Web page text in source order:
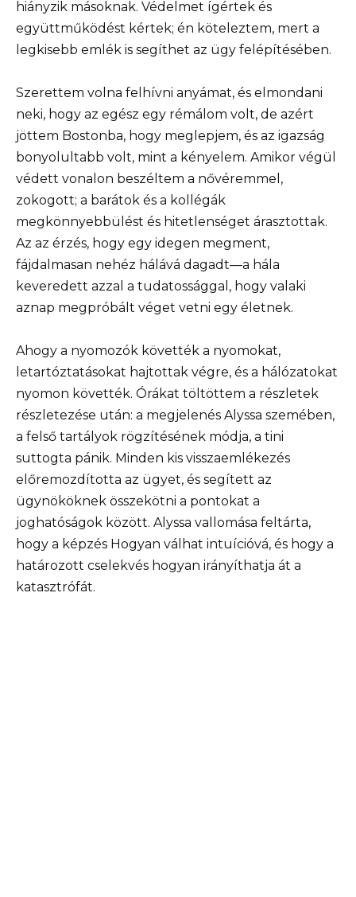
hiányzik másoknak. Védelmet ígértek és
együttműködést kértek; én köteleztem, mert a
legkisebb emlék is segíthet az ügy felépítésében.
Szerettem volna felhívni anyámat, és elmondani
neki, hogy az egész egy rémálom volt, de azért
jöttem Bostonba, hogy meglepjem, és az igazság
bonyolultabb volt, mint a kényelem. Amikor végül
védett vonalon beszéltem a nővéremmel,
zokogott; a barátok és a kollégák
megkönnyebbülést és hitetlenséget árasztottak.
Az az érzés, hogy egy idegen megment,
fájdalmasan nehéz hálává dagadt—a hála
keveredett azzal a tudatossággal, hogy valaki
aznap megpróbált véget vetni egy életnek.
Ahogy a nyomozók követték a nyomokat,
letartóztatásokat hajtottak végre, és a hálózatokat
nyomon követték. Órákat töltöttem a részletek
részletezése után: a megjelenés Alyssa szemében,
a felső tartályok rögzítésének módja, a tini
suttogta pánik. Minden kis visszaemlékezés
előremozdította az ügyet, és segített az
ügynököknek összekötni a pontokat a
joghatóságok között. Alyssa vallomása feltárta,
hogy a képzés Hogyan válhat intuícióvá, és hogy a
határozott cselekvés hogyan irányíthatja át a
katasztrófát.